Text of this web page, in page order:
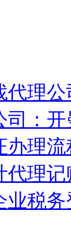
代理
司：
办理
代理
业税